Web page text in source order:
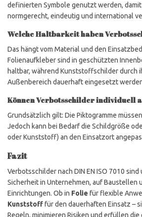
definierten Symbole genutzt werden,
normgerecht, eindeutig und international
Welche Haltbarkeit haben
Das hängt vom Material und den
Folienaufkleber sind in geschützten
haltbar, während Kunststoffschilder durch
Außenbereich dauerhaft eingesetzt
Können Verbotsschilder individuell
Grundsätzlich gilt: Die Piktogramme
Jedoch kann bei Bedarf die Schildgröße
oder Kunststoff) an den Einsatzort
Fazit
Verbotsschilder nach DIN EN ISO 7010
Sicherheit in Unternehmen, auf Baustellen
Einrichtungen. Ob in Folie für flexible
Kunststofffür den dauerhaften Einsatz –
Regeln, minimieren Risiken und erfüllen